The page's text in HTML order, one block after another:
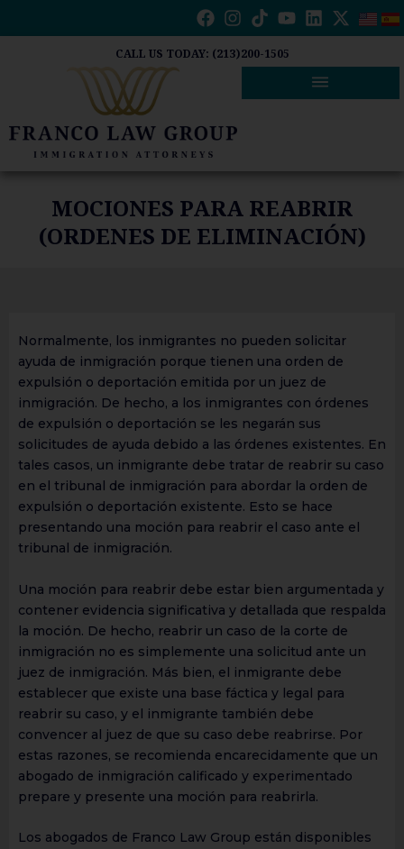
CALL US TODAY: (213)200-1505
MOCIONES PARA REABRIR
(ORDENES DE ELIMINACIÓN)
Normalmente, los inmigrantes no pueden solicitar
ayuda de inmigración porque tienen una orden de
expulsión o deportación emitida por un juez de
inmigración. De hecho, a los inmigrantes con órdenes
de expulsión o deportación se les negarán sus
solicitudes de ayuda debido a las órdenes existentes. En
tales casos, un inmigrante debe tratar de reabrir su caso
en el tribunal de inmigración para abordar la orden de
expulsión o deportación existente. Esto se hace
presentando una moción para reabrir el caso ante el
tribunal de inmigración.
Una moción para reabrir debe estar bien argumentada y
contener evidencia significativa y detallada que respalda
la moción. De hecho, reabrir un caso de la corte de
inmigración no es simplemente una solicitud ante un
juez de inmigración. Más bien, el inmigrante debe
establecer que existe una base fáctica y legal para
reabrir su caso, y el inmigrante también debe
convencer al juez de que su caso debe reabrirse. Por
estas razones, se recomienda encarecidamente que un
abogado de inmigración calificado y experimentado
prepare y presente una moción para reabrirla.
Los abogados de Franco Law Group están disponibles